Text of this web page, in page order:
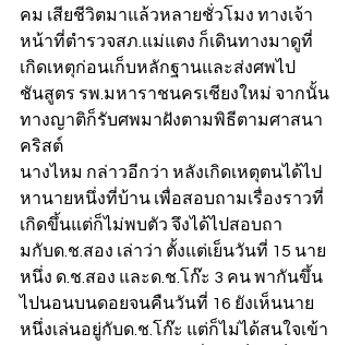
คม เสียชีวิตมาแล้วหลายชั่วโมง ทางเจ้า
หน้าที่ตำรวจสภ.แม่แตง ก็เดินทางมาดูที่
เกิดเหตุก่อนเก็บหลักฐานและส่งศพไป
ชันสูตร รพ.มหาราชนครเชียงใหม่ จากนั้น
ทางญาติก็รับศพมาฝังตามพิธีตามศาสนา
คริสต์
นางไหม กล่าวอีกว่า หลังเกิดเหตุตนได้ไป
หานายหนึ่งที่บ้าน เพื่อสอบถามเรื่องราวที่
เกิดขึ้นแต่ก็ไม่พบตัว จึงได้ไปสอบถา
มกับด.ช.สอง เล่าว่า ตั้งแต่เย็นวันที่ 15 นาย
หนึ่ง ด.ช.สอง และด.ช.โก๊ะ 3 คน พากันขึ้น
ไปนอนบนดอยจนคืนวันที่ 16 ยังเห็นนาย
หนึ่งเล่นอยู่กับด.ช.โก๊ะ แต่ก็ไม่ได้สนใจเข้า